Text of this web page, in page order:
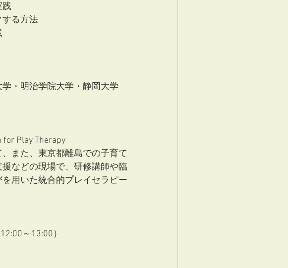
践
する方法
・明治学院大学・静岡大学
Play Therapy
また、東京都離島での子育て
などの現場で、研修講師や臨
用いた統合的プレイセラピー
～13:00）